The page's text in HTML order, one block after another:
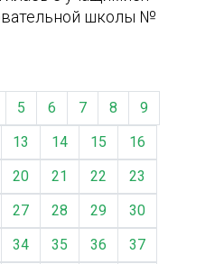
школы №
5 6 7 8
9
13 14 15
16
20 21 22
23
27 28 29
30
34 35 36
37